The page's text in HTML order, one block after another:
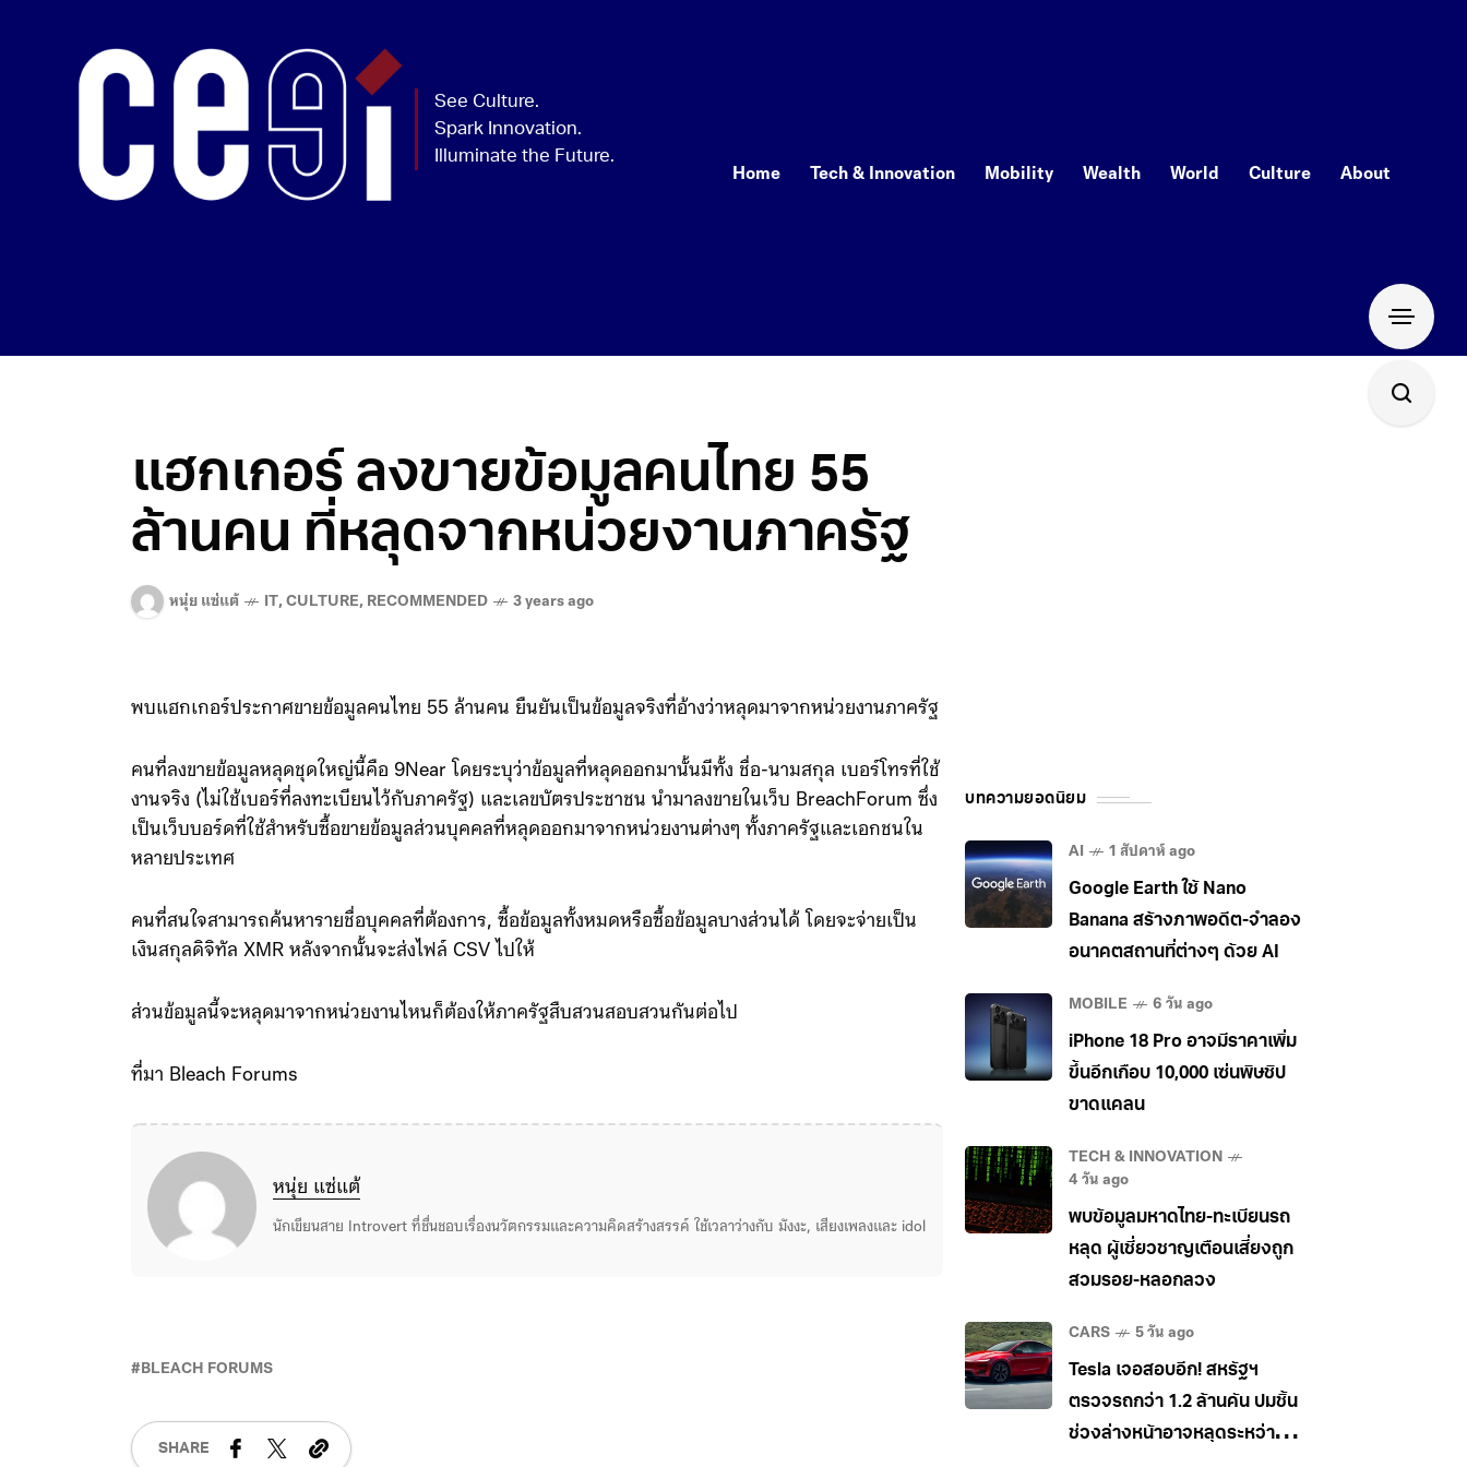
Home Tech & Innovation Mobility Wealth World Culture About
แฮกเกอร์ ลงขายข้อมูลคนไทย 55
ล้านคน ที่หลุดจากหน่วยงานภาครัฐ
หนุ่ย แซ่แต้ IT, CULTURE, RECOMMENDED 3 years ago
พบแฮกเกอร์ประกาศขายข้อมูลคนไทย 55 ล้านคน ยืนยันเป็นข้อมูลจริงที่อ้างว่าหลุดมาจากหน่วยงานภาครัฐ
คนที่ลงขายข้อมูลหลุดชุดใหญ่นี้คือ 9Near โดยระบุว่าข้อมูลที่หลุดออกมานั้นมีทั้ง ชื่อ-นามสกุล เบอร์โทรที่ใช้
งานจริง (ไม่ใช้เบอร์ที่ลงทะเบียนไว้กับภาครัฐ) และเลขบัตรประชาชน นำมาลงขายในเว็บ BreachForum ซึ่ง
เป็นเว็บบอร์ดที่ใช้สำหรับซื้อขายข้อมูลส่วนบุคคลที่หลุดออกมาจากหน่วยงานต่างๆ ทั้งภาครัฐและเอกชนใน
หลายประเทศ
คนที่สนใจสามารถค้นหารายชื่อบุคคลที่ต้องการ, ซื้อข้อมูลทั้งหมดหรือซื้อข้อมูลบางส่วนได้ โดยจะจ่ายเป็น
เงินสกุลดิจิทัล XMR หลังจากนั้นจะส่งไฟล์ CSV ไปให้
ส่วนข้อมูลนี้จะหลุดมาจากหน่วยงานไหนก็ต้องให้ภาครัฐสืบสวนสอบสวนกันต่อไป
ที่มา Bleach Forums
หนุ่ย แซ่แต้
นักเขียนสาย Introvert ที่ชื่นชอบเรื่องนวัตกรรมและความคิดสร้างสรรค์ ใช้เวลาว่างกับ มังงะ, เสียงเพลงและ idol
BLEACH FORUMS
SHARE
บทความยอดนิยม
AI 1 สัปดาห์ ago
Google Earth ใช้ Nano
Banana สร้างภาพอดีต-จำลอง
อนาคตสถานที่ต่างๆ ด้วย AI
MOBILE 6 วัน ago
iPhone 18 Pro อาจมีราคาเพิ่ม
ขึ้นอีกเกือบ 10,000 เซ่นพิษชิป
ขาดแคลน
TECH & INNOVATION
4 วัน ago
พบข้อมูลมหาดไทย-ทะเบียนรถ
หลุด ผู้เชี่ยวชาญเตือนเสี่ยงถูก
สวมรอย-หลอกลวง
CARS 5 วัน ago
Tesla เจอสอบอีก! สหรัฐฯ
ตรวจรถกว่า 1.2 ล้านคัน ปมชิ้น
ช่วงล่างหน้าอาจหลุดระหว่าง